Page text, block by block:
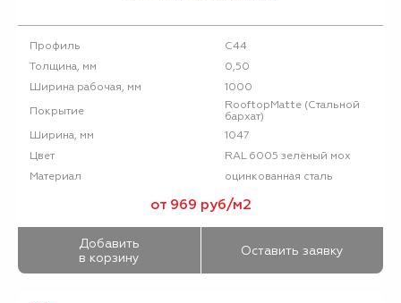
Профиль
С44
Толщина, мм
0,50
Ширина рабочая, мм
1000
Покрытие
RooftopMatte (Стальной
бархат)
Ширина, мм
1047
Цвет
RAL 6005 зелёный мох
Материал
оцинкованная сталь
от 969 руб/м2
Добавить
в корзину
Оставить заявку